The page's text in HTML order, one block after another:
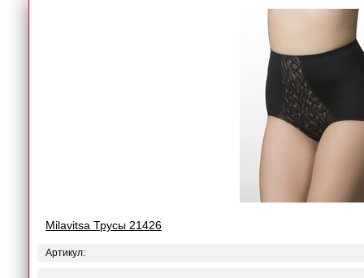
Milavitsa Трусы 21426
Артикул: